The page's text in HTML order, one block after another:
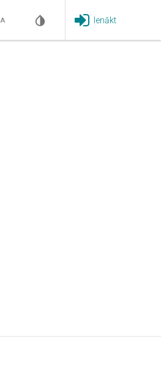
A Ienākt